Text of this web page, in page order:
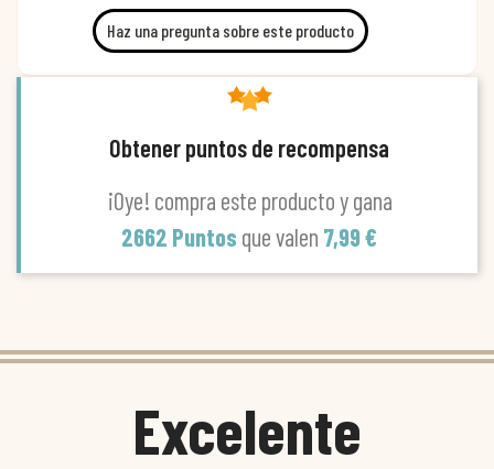
Haz una pregunta sobre este producto
Obtener puntos de recompensa
¡Oye! compra este producto y gana
2662 Puntos que valen 7,99 €
Excelente